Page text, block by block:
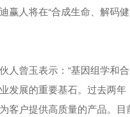
赢人将在“合成生命、解码
人曾玉表示：“基因组学和
发展的重要基石。过去两
客户提供高质量的产品。